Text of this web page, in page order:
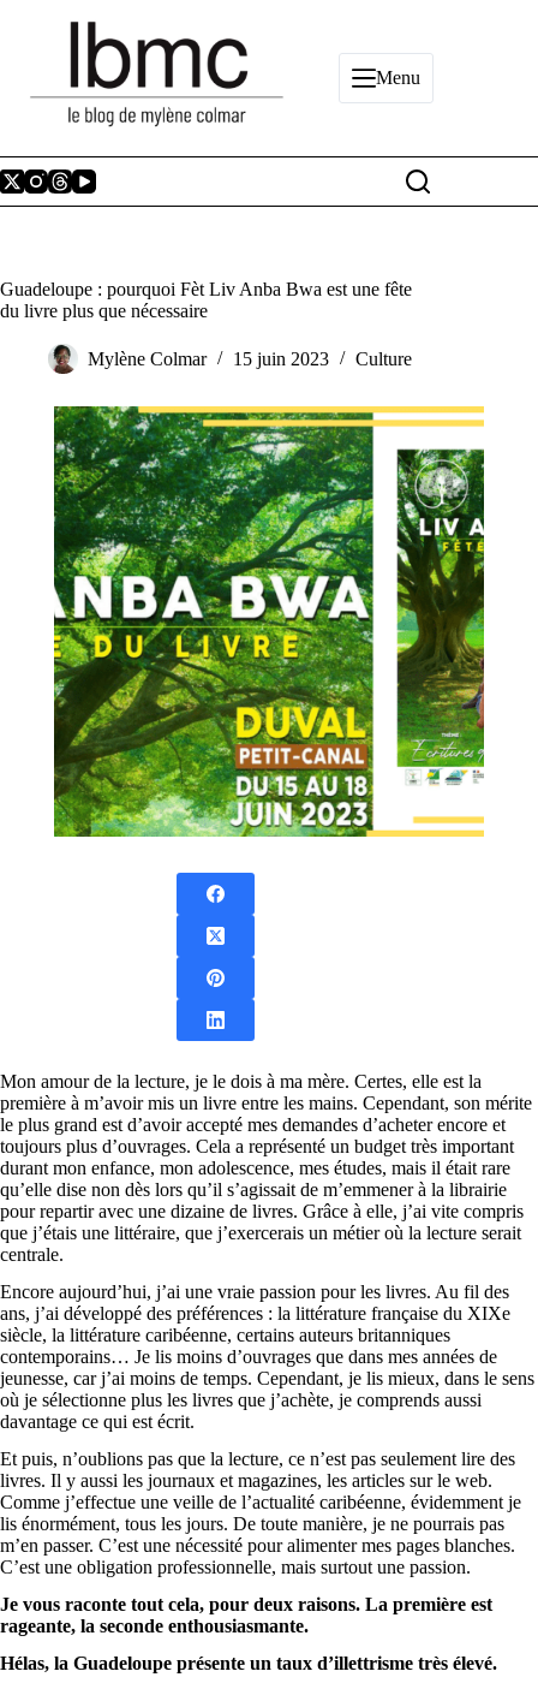
Menu
Guadeloupe : pourquoi Fèt Liv Anba Bwa est une fête
du livre plus que nécessaire
Mylène Colmar 15 juin 2023 Culture
Mon amour de la lecture, je le dois à ma mère. Certes, elle est la
première à m’avoir mis un livre entre les mains. Cependant, son mérite
le plus grand est d’avoir accepté mes demandes d’acheter encore et
toujours plus d’ouvrages. Cela a représenté un budget très important
durant mon enfance, mon adolescence, mes études, mais il était rare
qu’elle dise non dès lors qu’il s’agissait de m’emmener à la librairie
pour repartir avec une dizaine de livres. Grâce à elle, j’ai vite compris
que j’étais une littéraire, que j’exercerais un métier où la lecture serait
centrale.
Encore aujourd’hui, j’ai une vraie passion pour les livres. Au fil des
ans, j’ai développé des préférences : la littérature française du XIXe
siècle, la littérature caribéenne, certains auteurs britanniques
contemporains… Je lis moins d’ouvrages que dans mes années de
jeunesse, car j’ai moins de temps. Cependant, je lis mieux, dans le sens
où je sélectionne plus les livres que j’achète, je comprends aussi
davantage ce qui est écrit.
Et puis, n’oublions pas que la lecture, ce n’est pas seulement lire des
livres. Il y aussi les journaux et magazines, les articles sur le web.
Comme j’effectue une veille de l’actualité caribéenne, évidemment je
lis énormément, tous les jours. De toute manière, je ne pourrais pas
m’en passer. C’est une nécessité pour alimenter mes pages blanches.
C’est une obligation professionnelle, mais surtout une passion.
Je vous raconte tout cela, pour deux raisons. La première est
rageante, la seconde enthousiasmante.
Hélas, la Guadeloupe présente un taux d’illettrisme très élevé.